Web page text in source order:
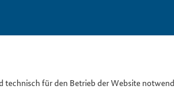
technisch für den Betrieb der Website